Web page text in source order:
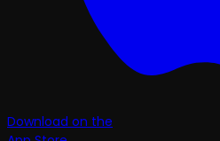
Download on the